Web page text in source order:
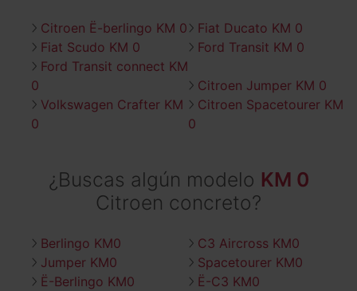
Citroen Ë-berlingo KM 0
Fiat Ducato KM 0
Fiat Scudo KM 0
Ford Transit KM 0
Ford Transit connect KM
0
Citroen Jumper KM 0
Volkswagen Crafter KM
0
Citroen Spacetourer KM
0
¿Buscas algún modelo KM 0
Citroen concreto?
Berlingo KM0
C3 Aircross KM0
Jumper KM0
Spacetourer KM0
Ë-Berlingo KM0
Ë-C3 KM0